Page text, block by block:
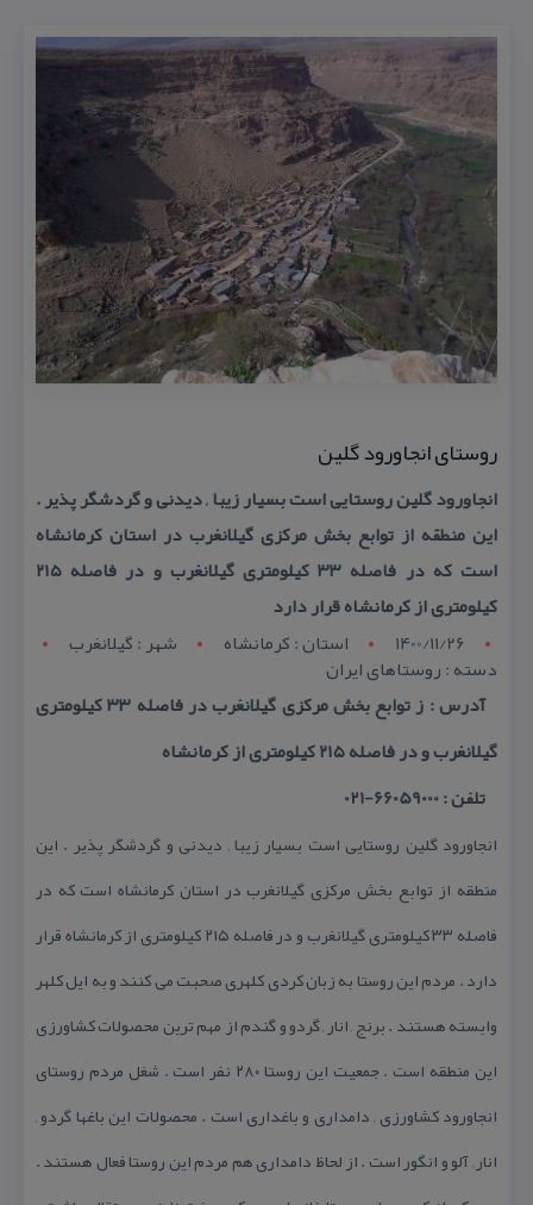
روستای انجاورود گلین
انجاورود گلین روستایی است بسیار زیبا , دیدنی و گردشگر پذیر .
این منطقه از توابع بخش مركزی گیلانغرب در استان كرمانشاه
است كه در فاصله ۳۳ كیلومتری گیلانغرب و در فاصله ۲۱۵
كیلومتری از كرمانشاه قرار دارد
1400/11/26
استان : کرمانشاه شهر : گيلانغرب
دسته : روستاهای ایران
آدرس : ز توابع بخش مركزی گیلانغرب در فاصله ۳۳ كیلومتری
گیلانغرب و در فاصله ۲۱۵ كیلومتری از كرمانشاه
تلفن : 66059000-021
انجاورود گلین روستایی است بسیار زیبا , دیدنی و گردشگر پذیر . این
منطقه از توابع بخش مركزی گیلانغرب در استان كرمانشاه است كه در
فاصله ۳۳ كیلومتری گیلانغرب و در فاصله ۲۱۵ كیلومتری از كرمانشاه قرار
دارد . مردم این روستا به زبان كردی كلهری صحبت می كنند و به ایل كلهر
وابسته هستند . برنج , انار , گردو و گندم از مهم ترین محصولات كشاورزی
این منطقه است . جمعیت این روستا ۲۸۰ نفر است . شغل مردم روستای
انجاورود كشاورزی , دامداری و باغداری است . محصولات این باغها گردو ,
انار , آلو و انگور است . از لحاظ دامداری هم مردم این روستا فعال هستند .